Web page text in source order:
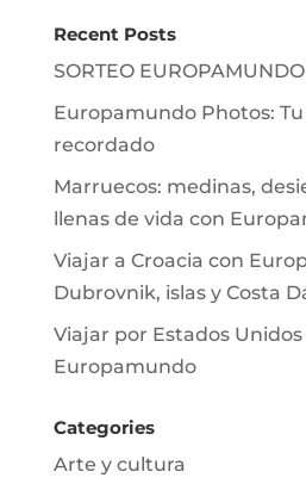
Recent Posts
SORTEO
Europamundo Photos:
recordado
Marruecos: medinas,
llenas de vida con
Viajar a Croacia con
Dubrovnik, islas y Costa
Viajar por Estados Unidos
Europamundo
Categories
Arte y cultura